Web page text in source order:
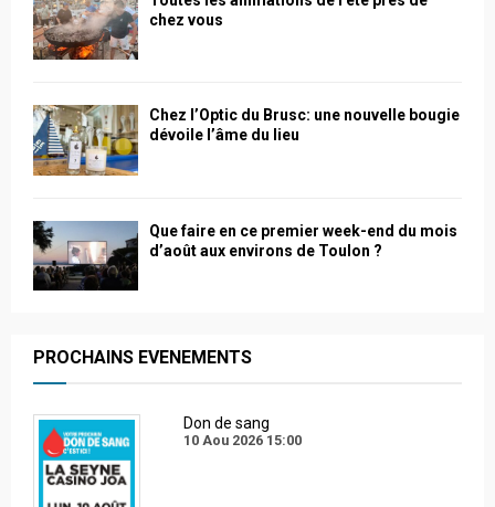
chez vous
Chez l’Optic du Brusc: une nouvelle bougie
dévoile l’âme du lieu
Que faire en ce premier week-end du mois
d’août aux environs de Toulon ?
PROCHAINS EVENEMENTS
Don de sang
10 Aou 2026 15:00